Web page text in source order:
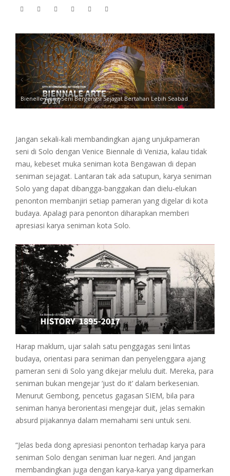
Bienelle Ajang Seni Bergengsi Sejagat Bertahan Lebih Seabad
Jangan sekali-kali membandingkan ajang unjukpameran
seni di Solo dengan Venice Biennale di Venizia, kalau tidak
mau, kebeset muka seniman kota Bengawan di depan
seniman sejagat. Lantaran tak ada satupun, karya seniman
Solo yang dapat dibangga-banggakan dan dielu-elukan
penonton membanjiri setiap pameran yang digelar di kota
budaya. Apalagi para penonton diharapkan memberi
apresiasi karya seniman kota Solo.
Harap maklum, ujar salah satu penggagas seni lintas
budaya, orientasi para seniman dan penyelenggara ajang
pameran seni di Solo yang dikejar melulu duit. Mereka, para
seniman bukan mengejar ‘just do it’ dalam berkesenian.
Menurut Gembong, pencetus gagasan SIEM, bila para
seniman hanya berorientasi mengejar duit, jelas semakin
absurd pijakannya dalam memahami seni untuk seni.
“Jelas beda dong apresiasi penonton terhadap karya para
seniman Solo dengan seniman luar negeri. And jangan
membandingkan juga dengan karya-karya yang dipamerkan